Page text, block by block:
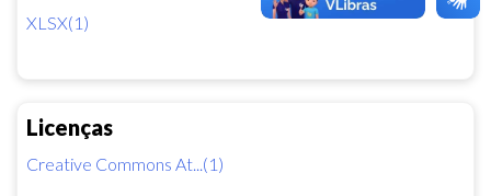
XLSX(1)
Licenças
Creative Commons At...(1)